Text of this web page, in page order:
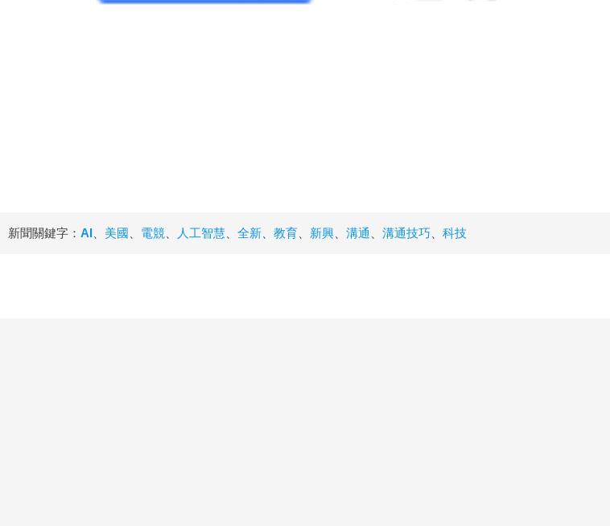
新聞關鍵字： AI 美國 電競 人工智慧 全新 教育 新興 溝通 溝通技巧 科技